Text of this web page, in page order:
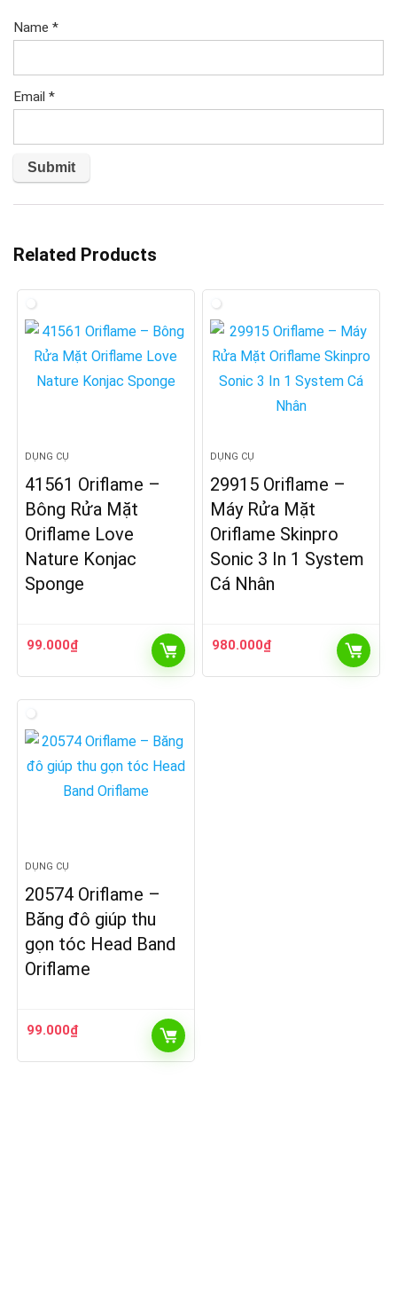
Name *
Email *
Related Products
DỤNG CỤ
41561 Oriflame –
Bông Rửa Mặt
Oriflame Love
Nature Konjac
Sponge
99.000₫
DỤNG CỤ
29915 Oriflame –
Máy Rửa Mặt
Oriflame Skinpro
Sonic 3 In 1 System
Cá Nhân
980.000₫
DỤNG CỤ
20574 Oriflame –
Băng đô giúp thu
gọn tóc Head Band
Oriflame
99.000₫